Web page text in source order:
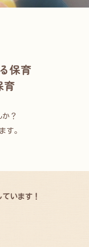
保育
育
？
す。
います！